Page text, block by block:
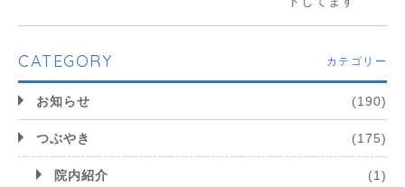
CATEGORY カテゴリー
お知らせ (190)
つぶやき (175)
院内紹介 (1)